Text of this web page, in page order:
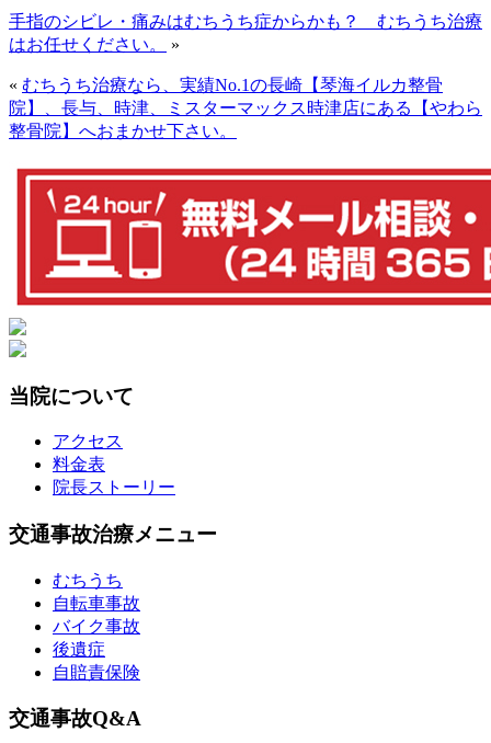
手指のシビレ・痛みはむちうち症からかも？ むちうち治療
はお任せください。
»
« むちうち治療なら、実績No.1の長崎【琴海イルカ整骨
院】、長与、時津、ミスターマックス時津店にある【やわら
整骨院】へおまかせ下さい。
当院について
アクセス
料金表
院長ストーリー
交通事故治療メニュー
むちうち
自転車事故
バイク事故
後遺症
自賠責保険
交通事故Q&A